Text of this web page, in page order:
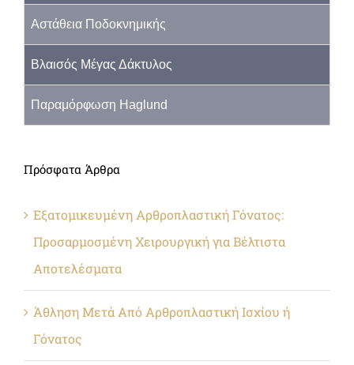
Αστάθεια Ποδοκνημικής
Βλαισός Μέγας Δάκτυλος
Παραμόρφωση Haglund
Πρόσφατα Άρθρα
Εξατομικευμένη Αρθροπλαστική Γόνατος:
Προσαρμοσμένη Χειρουργική για Βέλτιστα
Αποτελέσματα
Άθληση Μετά Από Αρθροπλαστική Ισχίου ή
Γόνατος